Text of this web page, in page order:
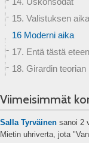
15. Valistuksen aika
16 Moderni aika
17. Entä tästä
18. Girardin
Viimeisimmät
Salla Tyrväinen sanoi 2
Mietin uhriverta, jota